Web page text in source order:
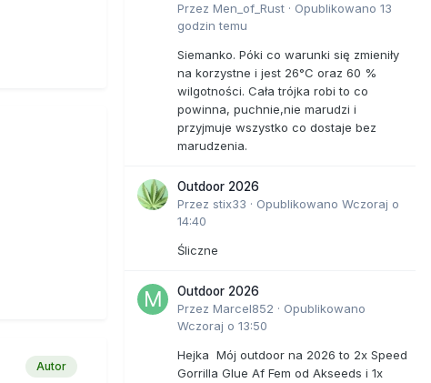
Autor
Przez Men_of_Rust · Opublikowano 13
godzin temu
Siemanko. Póki co warunki się zmieniły
na korzystne i jest 26°C oraz 60 %
wilgotności. Cała trójka robi to co
powinna, puchnie,nie marudzi i
przyjmuje wszystko co dostaje bez
marudzenia.
Outdoor 2026
Przez stix33 · Opublikowano Wczoraj o
14:40
Śliczne
Outdoor 2026
Przez Marcel852 · Opublikowano
Wczoraj o 13:50
Hejka Mój outdoor na 2026 to 2x Speed
Gorrilla Glue Af Fem od Akseeds i 1x